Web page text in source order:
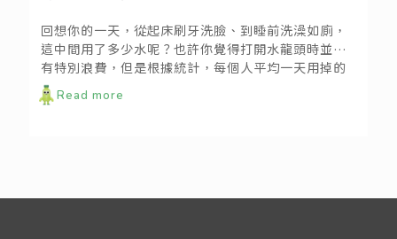
回想你的一天，從起床刷牙洗臉、到睡前洗澡如廁，
這中間用了多少水呢？也許你覺得打開水龍頭時並沒
有特別浪費，但是根據統計，每個人平均一天用掉的
水達到290公升！其中，盥洗沐浴、洗衣和如廁即佔
掉7成用水。
Read more